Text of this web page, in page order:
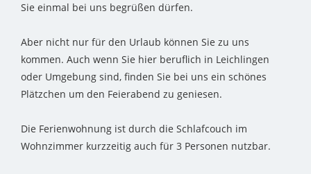
Sie einmal bei uns begrüßen dürfen.
Aber nicht nur für den Urlaub können Sie zu uns
kommen. Auch wenn Sie hier beruflich in Leichlingen
oder Umgebung sind, finden Sie bei uns ein schönes
Plätzchen um den Feierabend zu geniesen.
Die Ferienwohnung ist durch die Schlafcouch im
Wohnzimmer kurzzeitig auch für 3 Personen nutzbar.